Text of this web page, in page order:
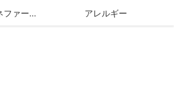
自宅で発電（太陽光＆エネファーム） アレルギー